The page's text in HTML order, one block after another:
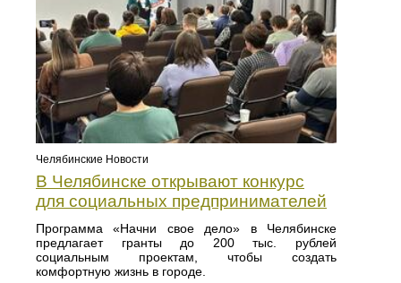
Челябинские Новости
В Челябинске открывают конкурс
для социальных предпринимателей
Программа «Начни свое дело» в Челябинске
предлагает гранты до 200 тыс. рублей
социальным проектам, чтобы создать
комфортную жизнь в городе.